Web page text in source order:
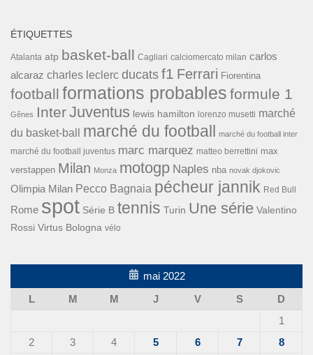
ÉTIQUETTES
Atalanta atp basket-ball Cagliari calciomercato milan carlos
alcaraz charles leclerc ducats f1 Ferrari Fiorentina
football formations probables formule 1
Gênes InterJuventus lewis hamilton lorenzo musetti marché
du basket-ball
marché du football marché du football inter
marché du football juventus marc marquez matteo berrettini max
verstappen Milan Monza motogp Naples nba novak djokovic
Olimpia Milan Pecco Bagnaia pécheur jannik Red Bull
Rome spot Série B tennis Turin Une série Valentino
Rossi Virtus Bologna vélo
mai 2022
L
M M J V S
D
1
2
3 4 5 6 7 8